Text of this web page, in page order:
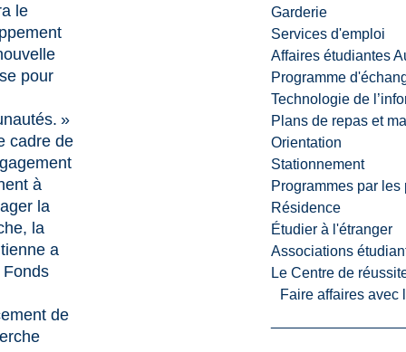
Garderie
Services d'emploi
Affaires étudiantes
Programme
Technologie de
Plans de repas et
Orientation
Stationnement
Programmes par les
Résidence
Étudier à l'étranger
Associations
Le Centre de
Faire affaires avec
le
pour
»
cadre de
à
la
la
a
de